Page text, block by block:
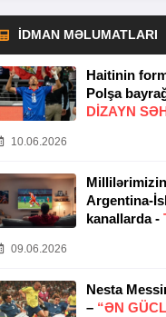
İDMAN MƏLUMATLARI
Haitinin
Polşa
DIZAYN
10.06.2026
Argentina-
kanallarda -
09.06.2026
Nesta
– “ƏN